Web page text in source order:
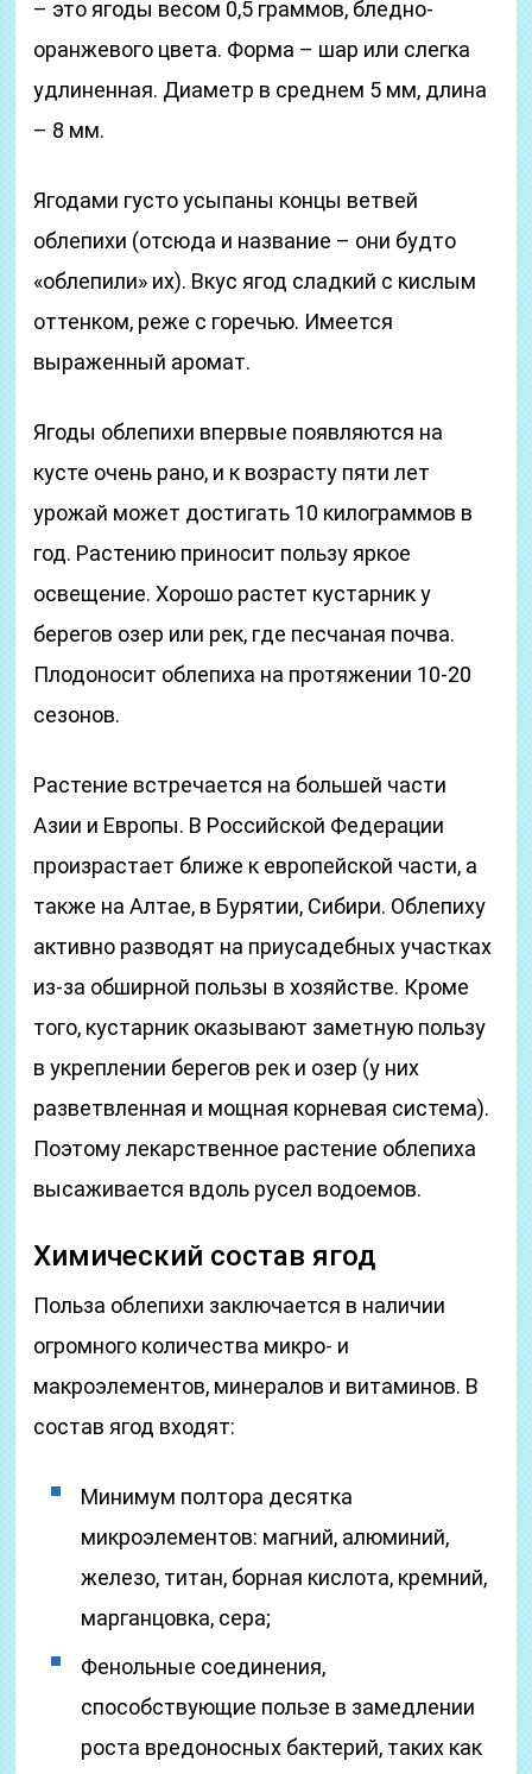
– это ягоды весом 0,5 граммов, бледно-
оранжевого цвета. Форма – шар или слегка
удлиненная. Диаметр в среднем 5 мм, длина
– 8 мм.
Ягодами густо усыпаны концы ветвей
облепихи (отсюда и название – они будто
«облепили» их). Вкус ягод сладкий с кислым
оттенком, реже с горечью. Имеется
выраженный аромат.
Ягоды облепихи впервые появляются на
кусте очень рано, и к возрасту пяти лет
урожай может достигать 10 килограммов в
год. Растению приносит пользу яркое
освещение. Хорошо растет кустарник у
берегов озер или рек, где песчаная почва.
Плодоносит облепиха на протяжении 10-20
сезонов.
Растение встречается на большей части
Азии и Европы. В Российской Федерации
произрастает ближе к европейской части, а
также на Алтае, в Бурятии, Сибири. Облепиху
активно разводят на приусадебных участках
из-за обширной пользы в хозяйстве. Кроме
того, кустарник оказывают заметную пользу
в укреплении берегов рек и озер (у них
разветвленная и мощная корневая система).
Поэтому лекарственное растение облепиха
высаживается вдоль русел водоемов.
Химический состав ягод
Польза облепихи заключается в наличии
огромного количества микро- и
макроэлементов, минералов и витаминов. В
состав ягод входят:
Минимум полтора десятка
микроэлементов: магний, алюминий,
железо, титан, борная кислота, кремний,
марганцовка, сера;
Фенольные соединения,
способствующие пользе в замедлении
роста вредоносных бактерий, таких как